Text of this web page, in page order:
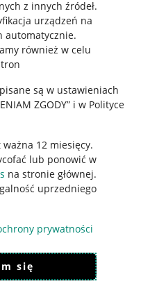
z innych źródeł.
urządzeń na
automatycznie.
również w celu
są w ustawieniach
ZGODY” i w Polityce
12 miesięcy.
lub ponowić w
na stronie głównej.
uprzedniego
prywatności
się